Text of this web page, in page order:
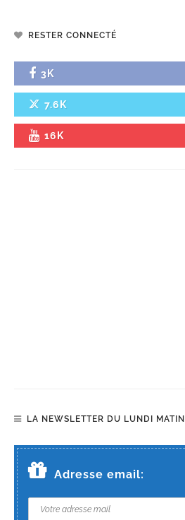
RESTER CONNECTÉ
3K
7.6K
16K
LA NEWSLETTER DU LUNDI MATIN
Adresse email: